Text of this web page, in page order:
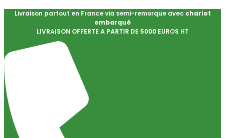
Livraison partout en France via semi-remorque avec chariot
embarqué
LIVRAISON OFFERTE A PARTIR DE 5000 EUROS HT